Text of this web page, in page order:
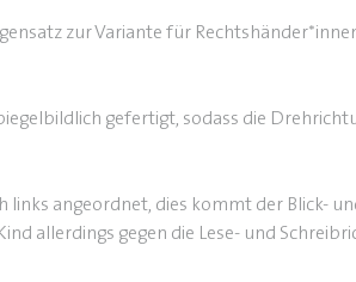
zur Variante für
gefertigt, sodass die
links angeordnet, dies kommt der Blick-
allerdings gegen die Lese- und